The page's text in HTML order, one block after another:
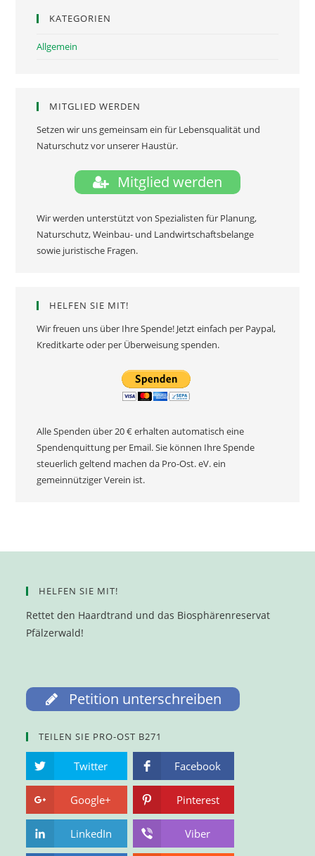
KATEGORIEN
Allgemein
MITGLIED WERDEN
Setzen wir uns gemeinsam ein für Lebensqualität und
Naturschutz vor unserer Haustür.
Mitglied werden
Wir werden unterstützt von Spezialisten für Planung,
Naturschutz, Weinbau- und Landwirtschaftsbelange
sowie juristische Fragen.
HELFEN SIE MIT!
Wir freuen uns über Ihre Spende! Jetzt einfach per Paypal,
Kreditkarte oder per Überweisung spenden.
Alle Spenden über 20 € erhalten automatisch eine
Spendenquittung per Email. Sie können Ihre Spende
steuerlich geltend machen da Pro-Ost. eV. ein
gemeinnütziger Verein ist.
HELFEN SIE MIT!
Rettet den Haardtrand und das Biosphärenreservat
Pfälzerwald!
Petition unterschreiben
TEILEN SIE PRO-OST B271
Twitter Facebook
Google+ Pinterest
LinkedIn Viber